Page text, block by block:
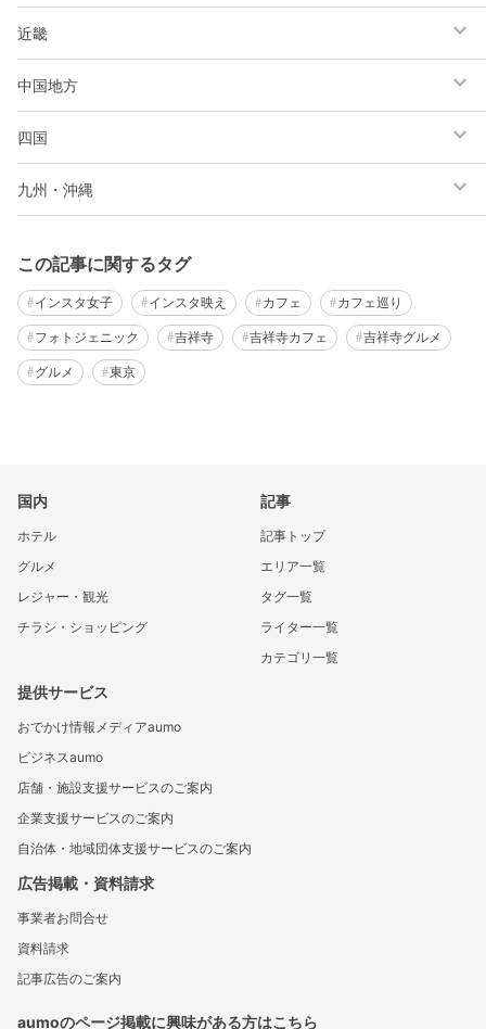
近畿
中国地方
四国
九州・沖縄
この記事に関するタグ
インスタ女子 インスタ映え カフェ カフェ巡り
フォトジェニック 吉祥寺 吉祥寺カフェ 吉祥寺グルメ
グルメ 東京
国内
ホテル
グルメ
レジャー・観光
チラシ・ショッピング
記事
記事トップ
エリア一覧
タグ一覧
ライター一覧
カテゴリ一覧
提供サービス
おでかけ情報メディアaumo
ビジネスaumo
店舗・施設支援サービスのご案内
企業支援サービスのご案内
自治体・地域団体支援サービスのご案内
広告掲載・資料請求
事業者お問合せ
資料請求
記事広告のご案内
aumoのページ掲載に興味がある方はこちら